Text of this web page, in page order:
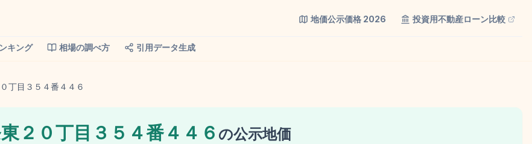
地価公示価格 2026 投資用不動産ローン比較
キング 相場の調べ方 引用データ生成
丁目３５４番４４６
２０丁目３５４番４４６ の公示地価